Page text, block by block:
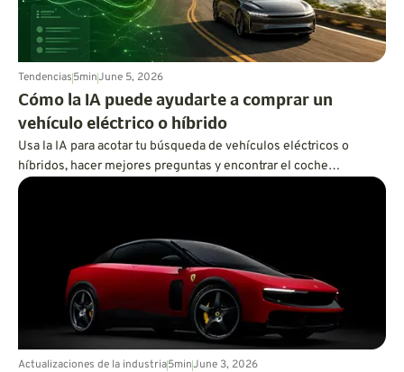
Tendencias5minJune 5, 2026
Cómo la IA puede ayudarte a comprar un
vehículo eléctrico o híbrido
Usa la IA para acotar tu búsqueda de vehículos eléctricos o
híbridos, hacer mejores preguntas y encontrar el coche
ecológico que se adapte a tu estilo de vida antes de ir al
Actualizaciones de la industria5minJune 3, 2026